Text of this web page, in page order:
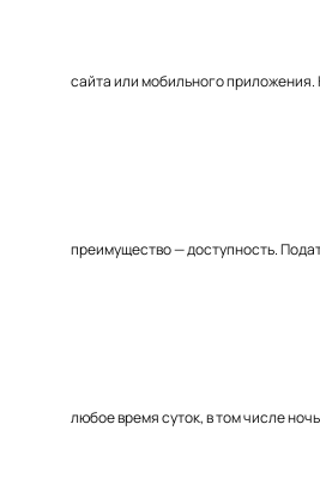
сайта или мобильного
преимущество — доступность.
любое время суток, в том числе